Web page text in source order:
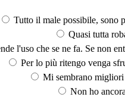
Tutto il male possibile, sono
Quasi tutta
l'uso che se ne fa. Se non
Per lo più ritengo venga
Mi sembrano
Non ho